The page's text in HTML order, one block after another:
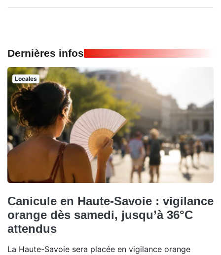
Dernières infos
Locales
Canicule en Haute-Savoie : vigilance
orange dès samedi, jusqu’à 36°C
attendus
La Haute-Savoie sera placée en vigilance orange